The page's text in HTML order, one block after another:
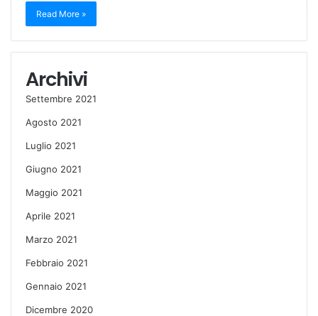
Read More »
Archivi
Settembre 2021
Agosto 2021
Luglio 2021
Giugno 2021
Maggio 2021
Aprile 2021
Marzo 2021
Febbraio 2021
Gennaio 2021
Dicembre 2020